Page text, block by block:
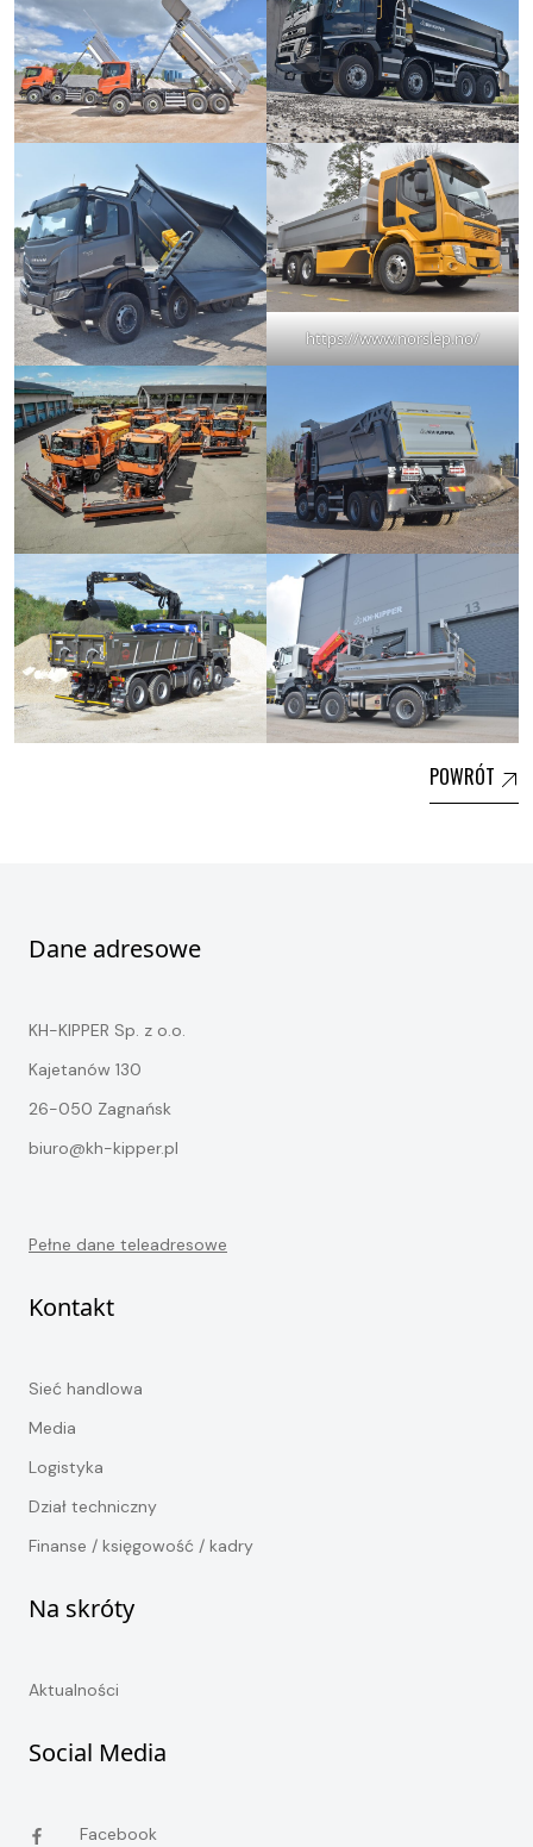
https://www.norslep.no/
POWRÓT
Dane adresowe
KH-KIPPER Sp. z o.o.
Kajetanów 130
26-050 Zagnańsk
biuro@kh-kipper.pl
Pełne dane teleadresowe
Kontakt
Sieć handlowa
Media
Logistyka
Dział techniczny
Finanse / księgowość / kadry
Na skróty
Aktualności
Social Media
Facebook